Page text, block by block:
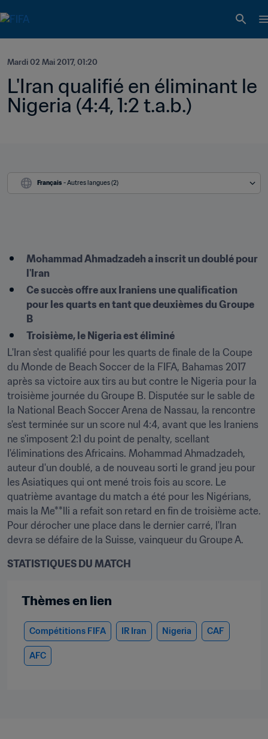
Mardi 02 Mai 2017, 01:20
L'Iran qualifié en éliminant le
Nigeria (4:4, 1:2 t.a.b.)
Français - Autres langues (2)
Mohammad Ahmadzadeh a inscrit un doublé pour
l'Iran
Ce succès offre aux Iraniens une qualification
pour les quarts en tant que deuxièmes du Groupe
B
Troisième, le Nigeria est éliminé
L'Iran s'est qualifié pour les quarts de finale de la Coupe
du Monde de Beach Soccer de la FIFA, Bahamas 2017
après sa victoire aux tirs au but contre le Nigeria pour la
troisième journée du Groupe B. Disputée sur le sable de
la National Beach Soccer Arena de Nassau, la rencontre
s'est terminée sur un score nul 4:4, avant que les Iraniens
ne s'imposent 2:1 du point de penalty, scellant
l'éliminations des Africains. Mohammad Ahmadzadeh,
auteur d'un doublé, a de nouveau sorti le grand jeu pour
les Asiatiques qui ont mené trois fois au score. Le
quatrième avantage du match a été pour les Nigérians,
mais la Me**lli a refait son retard en fin de troisième acte.
Pour dérocher une place dans le dernier carré, l'Iran
devra se défaire de la Suisse, vainqueur du Groupe A.
STATISTIQUES DU MATCH
Thèmes en lien
Compétitions FIFA IR Iran Nigeria CAF
AFC